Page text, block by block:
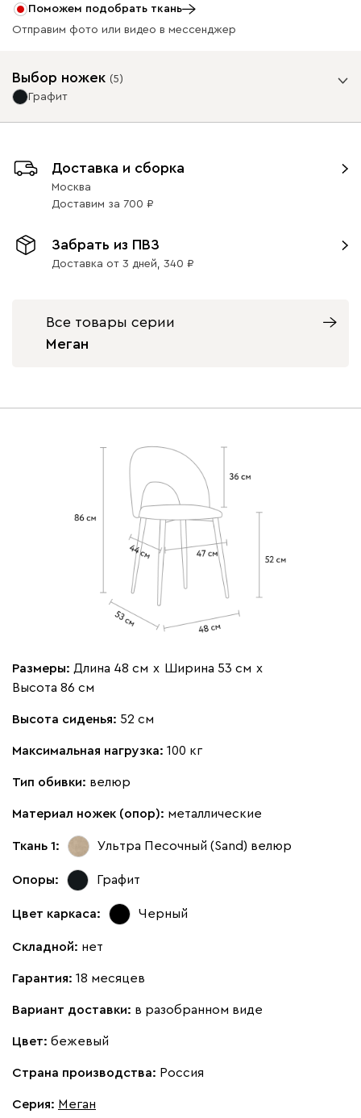
Бежевый Графит Жёлтый
Ультра
Горчичный
Дымчатый
Бентори
236
000
Геста
Мола
Ланза
Поможем подобрать ткань
Отправим фото или видео в мессенджер
Выбор ножек (5)
Графит
Доставка и сборка
Москва
Доставим за 700
Забрать из ПВЗ
Доставка от 3 дней, 340
Все товары серии
Меган
Размеры: Длина 48 см х Ширина 53 см х
Высота 86 см
Высота сиденья: 52 см
Максимальная нагрузка: 100 кг
Тип обивки: велюр
Материал ножек (опор): металлические
Ткань 1: Ультра Песочный (Sand) велюр
Опоры: Графит
Цвет каркаса: Черный
Складной: нет
Гарантия: 18 месяцев
Вариант доставки: в разобранном виде
Цвет: бежевый
Страна производства: Россия
Серия: Меган